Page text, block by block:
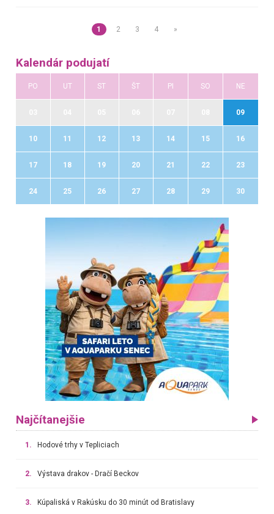
1 2 3 4 »
Kalendár podujatí
PO UT ST ŠT PI SO NE
09
10 11 12 13 14 15 16
17 18 19 20 21 22 23
24 25 26 27 28 29 30
Najčítanejšie
1. Hodové trhy v Tepliciach
2. Výstava drakov - Dračí Beckov
3. Kúpaliská v Rakúsku do 30 minút od Bratislavy